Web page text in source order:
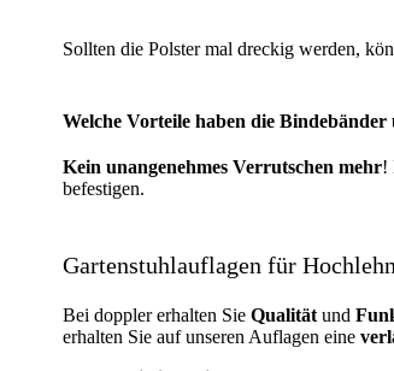
Sollten die Polster mal dreckig werden,
Welche Vorteile haben die
Kein unangenehmes Verrutschen mehr!
befestigen.
Gartenstuhlauflagen für
Bei doppler erhalten Sie Qualität und
erhalten Sie auf unseren Auflagen eine